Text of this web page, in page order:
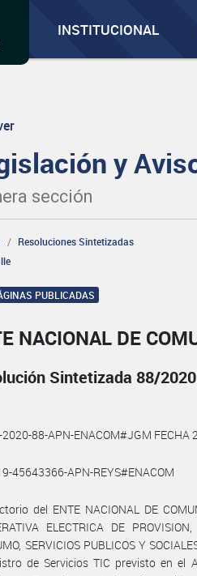
INSTITUCIONAL
y
sección
Resoluciones Sintetizadas
PUBLICADAS
NACIONAL DE
Sintetizada 88/2020
2020-88-APN-ENACOM#JGM
45643366-APN-REYS#ENACOM
del ENTE NACIONAL DE
ELECTRICA DE
SERVICIOS PUBLICOS Y
de Servicios TIC previsto en el